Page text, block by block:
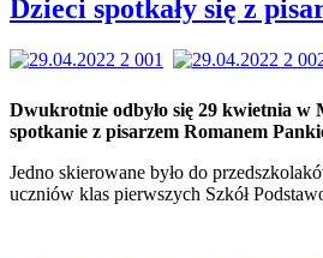
Dzieci spotkały się z
Dwukrotnie odbyło się 29 kwietnia w
spotkanie z pisarzem Romanem
Jedno skierowane było do
uczniów klas pierwszych Szkół